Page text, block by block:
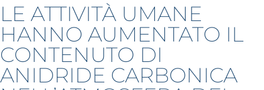
LE ATTIVITÀ UMANE
HANNO AUMENTATO IL
CONTENUTO DI
ANIDRIDE CARBONICA